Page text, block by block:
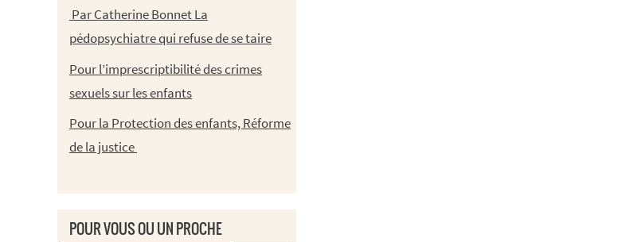
Par Catherine Bonnet La
pédopsychiatre qui refuse de se taire
Pour l’imprescriptibilité des crimes
sexuels sur les enfants
Pour la Protection des enfants, Réforme
de la justice
POUR VOUS OU UN PROCHE